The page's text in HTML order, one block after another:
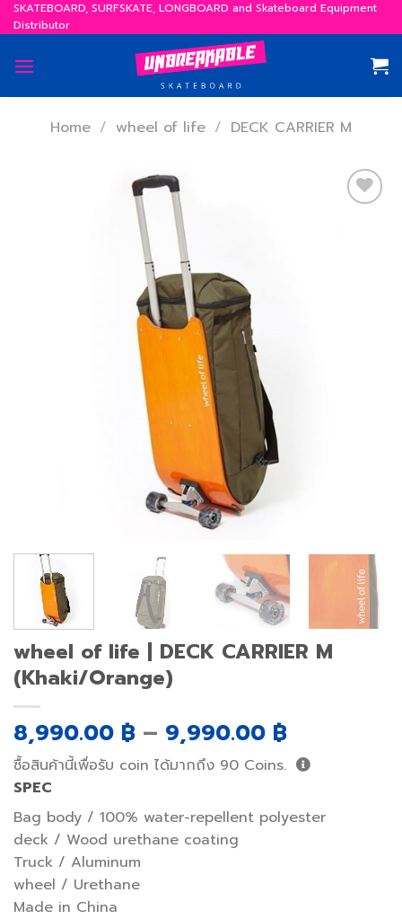
Skip
to
content
SKATEBOARD, SURFSKATE, LONGBOARD and Skateboard Equipment
Distributor
Home / wheel of life / DECK CARRIER M
wheel of life | DECK CARRIER M
(Khaki/Orange)
8,990.00 ฿ – 9,990.00 ฿
ซื้อสินค้านี้เพื่อรับ coin ได้มากถึง 90 Coins.
SPEC
Bag body / 100% water-repellent polyester
deck / Wood urethane coating
Truck / Aluminum
wheel / Urethane
Made in China